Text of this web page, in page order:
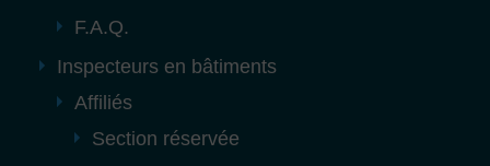
F.A.Q.
Inspecteurs en bâtiments
Affiliés
Section réservée